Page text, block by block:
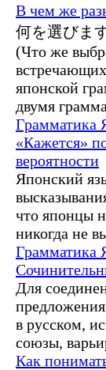
В чем же
何を選びま
(Что же
японской
двумя
Грамматика
«Кажется»
вероятности
Японский
что японцы
никогда не
Грамматика
Для
в русском,
союзы,
Как